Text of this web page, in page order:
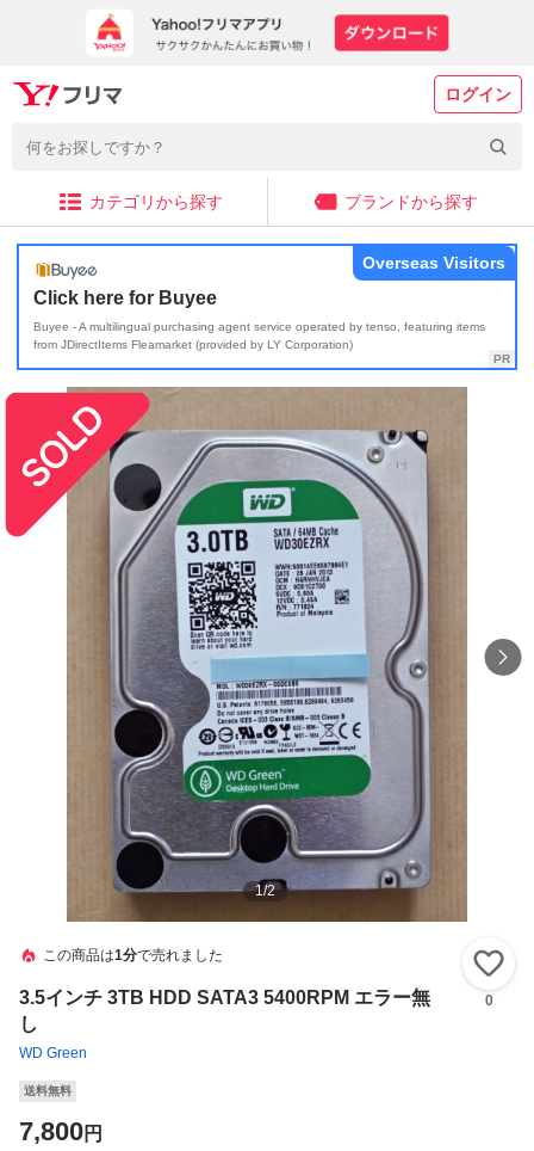
ログイン
カテゴリから探す ブランドから探す
Click here for Buyee
Buyee - A multilingual purchasing agent service operated by tenso, featuring items
from JDirectItems Fleamarket (provided by LY Corporation)
Overseas Visitors
1/2
この商品は1分で売れました
3.5インチ 3TB HDD SATA3 5400RPM エラー無
し
WD Green
0
送料無料
7,800円